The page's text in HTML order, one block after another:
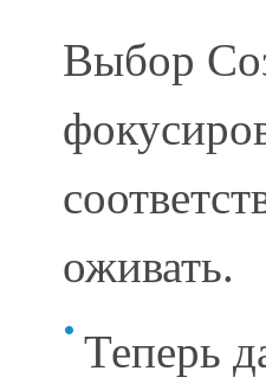
Выбор
оживать.
Теперь